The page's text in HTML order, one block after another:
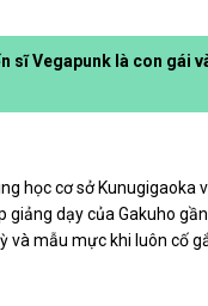
sĩ Vegapunk là con gái
học cơ sở Kunugigaoka
dạy của Gakuho
và mẫu mực khi luôn cố